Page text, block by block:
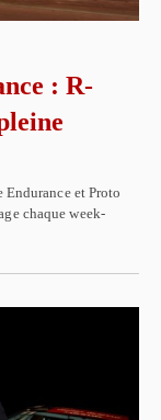
: R-
et Proto
chaque week-